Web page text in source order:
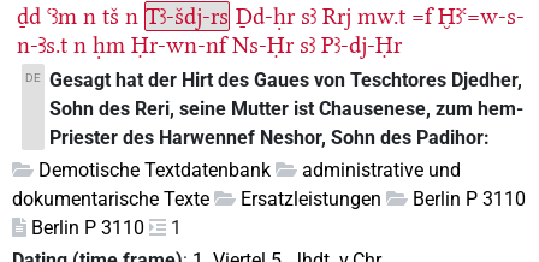
ḏd ꜥꜣm n tš n Tꜣ-šdj-rs Ḏd-ḥr sꜣ Rrj mw.t =f Ḫꜣꜥ=w-s-
n-Ꜣs.t n ḥm Ḥr-wn-nf Ns-Ḥr sꜣ Pꜣ-dj-Ḥr
DE Gesagt hat der Hirt des Gaues von Teschtores Djedher,
Sohn des Reri, seine Mutter ist Chausenese, zum hem-
Priester des Harwennef Neshor, Sohn des Padihor:
Demotische Textdatenbank
administrative und
dokumentarische Texte
Ersatzleistungen
Berlin P 3110
Berlin P 3110
1